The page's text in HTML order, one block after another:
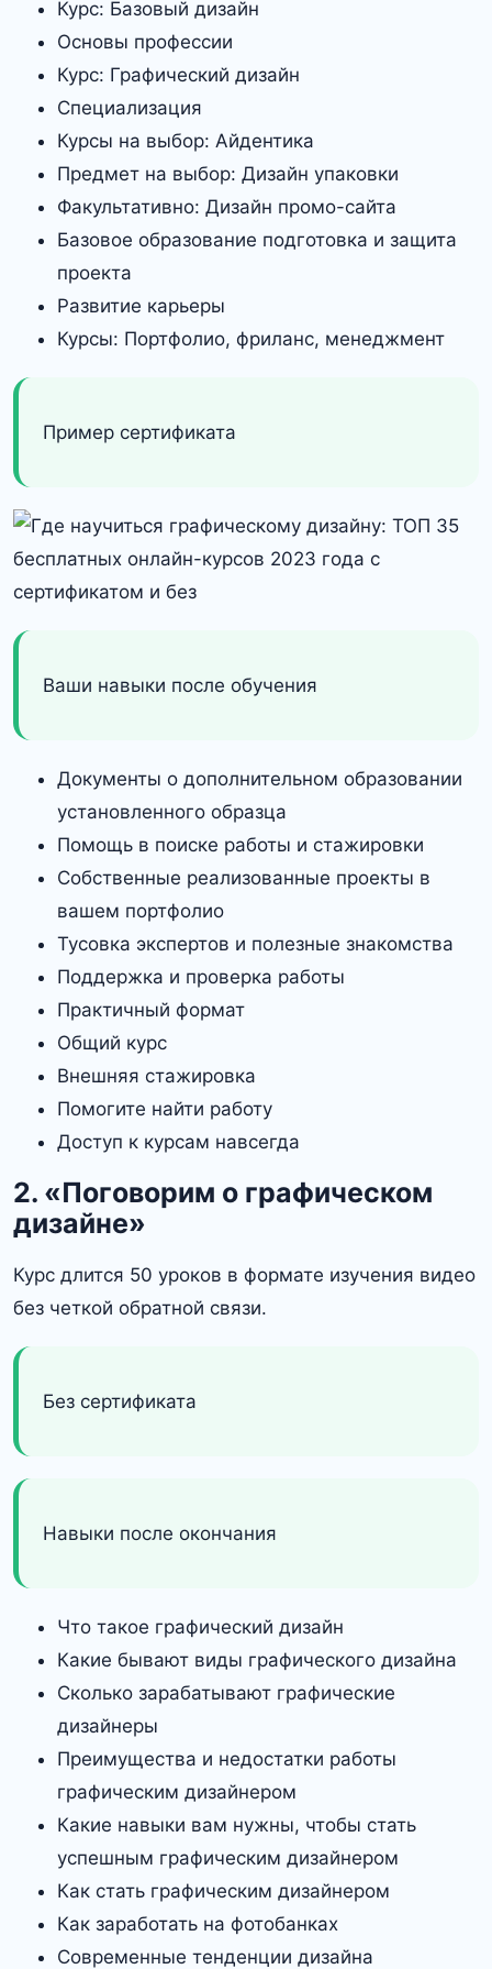
Курс: Базовый дизайн
Основы профессии
Курс: Графический дизайн
Специализация
Курсы на выбор: Айдентика
Предмет на выбор: Дизайн упаковки
Факультативно: Дизайн промо-сайта
Базовое образование подготовка и защита
проекта
Развитие карьеры
Курсы: Портфолио, фриланс, менеджмент
Пример сертификата
Ваши навыки после обучения
Документы о дополнительном образовании
установленного образца
Помощь в поиске работы и стажировки
Собственные реализованные проекты в
вашем портфолио
Тусовка экспертов и полезные знакомства
Поддержка и проверка работы
Практичный формат
Общий курс
Внешняя стажировка
Помогите найти работу
Доступ к курсам навсегда
2. «Поговорим о графическом
дизайне»
Курс длится 50 уроков в формате изучения видео
без четкой обратной связи.
Без сертификата
Навыки после окончания
Что такое графический дизайн
Какие бывают виды графического дизайна
Сколько зарабатывают графические
дизайнеры
Преимущества и недостатки работы
графическим дизайнером
Какие навыки вам нужны, чтобы стать
успешным графическим дизайнером
Как стать графическим дизайнером
Как заработать на фотобанках
Современные тенденции дизайна